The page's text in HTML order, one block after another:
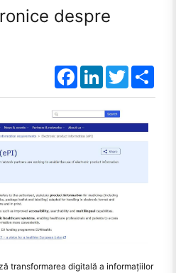
despre
FacebookLinkedInTwitter
transformarea digitală a informațiilor